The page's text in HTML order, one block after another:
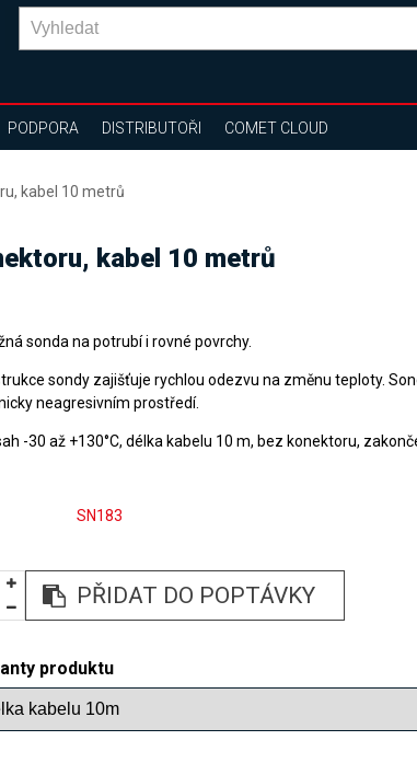
PODPORA DISTRIBUTOŘI COMET CLOUD
kabel 10 metrů
kabel 10 metrů
sonda na potrubí i rovné povrchy.
sondy zajišťuje rychlou odezvu na změnu teploty.
neagresivním prostředí.
-30 až +130°C, délka kabelu 10 m, bez konektoru,
SN183
PŘIDAT DO POPTÁVKY
produktu